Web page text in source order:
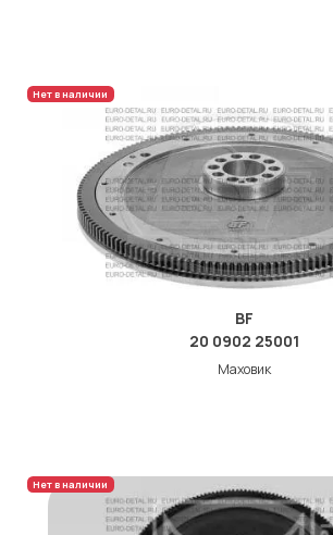
Нет в наличии
BF
20 0902 25001
Маховик
Нет в наличии